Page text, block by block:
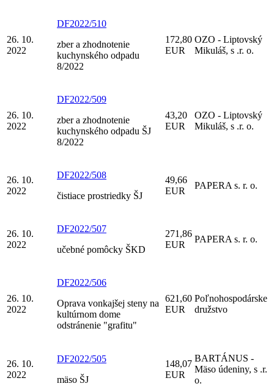
26. 10.
2022
DF2022/510
zber a zhodnotenie
kuchynského odpadu
8/2022
172,80
EUR
OZO - Liptovský
Mikuláš, s .r. o.
26. 10.
2022
DF2022/509
zber a zhodnotenie
kuchynského odpadu ŠJ
8/2022
43,20
EUR
OZO - Liptovský
Mikuláš, s .r. o.
26. 10.
2022
DF2022/508
čistiace prostriedky ŠJ
49,66
EUR
PAPERA s. r. o.
26. 10.
2022
DF2022/507
učebné pomôcky ŠKD
271,86
EUR
PAPERA s. r. o.
26. 10.
2022
DF2022/506
Oprava vonkajšej steny na
kultúrnom dome
odstránenie "grafitu"
621,60
EUR
Poľnohospodárske
družstvo
26. 10.
2022
DF2022/505
mäso ŠJ
148,07
EUR
BARTÁNUS -
Mäso údeniny, s .r.
o.